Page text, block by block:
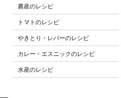
農産のレシピ
トマトのレシピ
やきとり・レバーのレシピ
カレー・エスニックのレシピ
水産のレシピ